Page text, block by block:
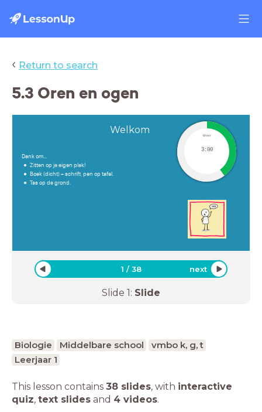
‹ Return to search
5.3 Oren en ogen
Welkom
Denk om…
Zitten op je eigen plek!
Boek (dicht) + schrift, pen op tafel.
Tas op de grond.
timer
3:00
1 /38 next
Slide 1: Slide
Biologie Middelbare school
vmbo k, g, t
Leerjaar 1
This lesson contains 38 slides, with interactive
quiz, text slides and 4 videos.